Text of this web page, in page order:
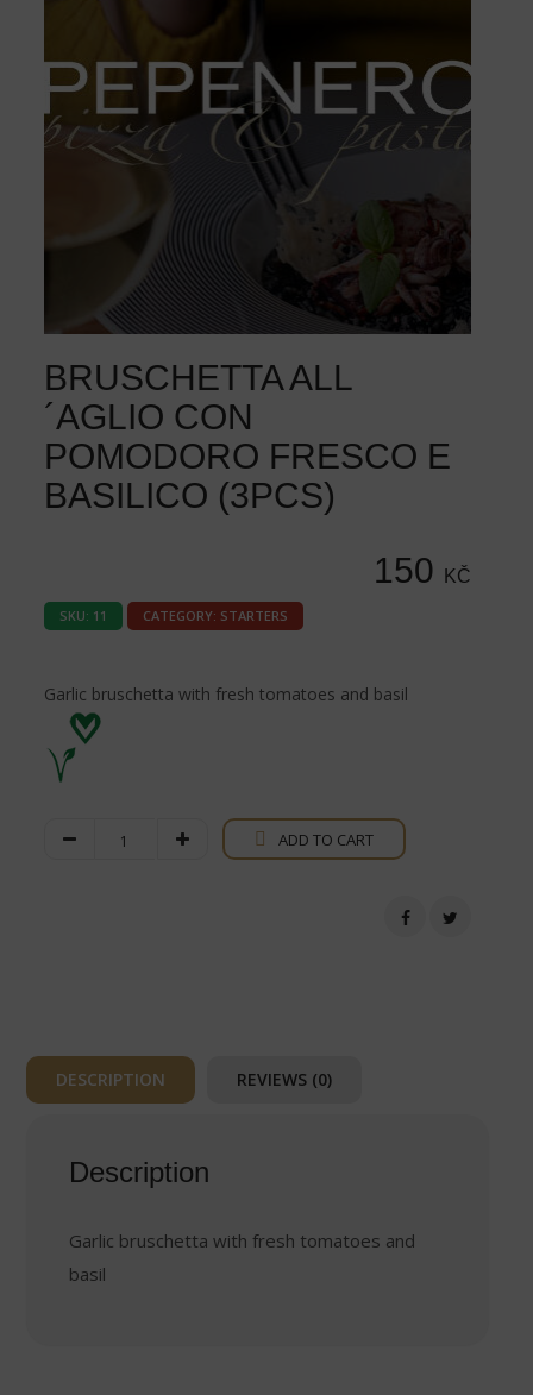
BRUSCHETTA ALL
´AGLIO CON
POMODORO FRESCO E
BASILICO (3PCS)
150
KČ
SKU: 11 CATEGORY: STARTERS
Garlic bruschetta with fresh tomatoes and basil
ADD TO CART
DESCRIPTION REVIEWS (0)
Description
Garlic bruschetta with fresh tomatoes and
basil